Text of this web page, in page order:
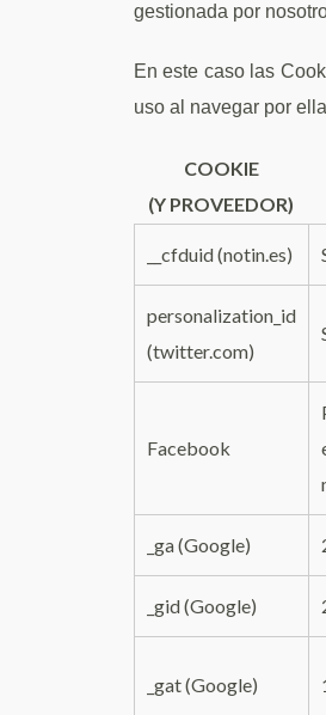
gestionada por
En este caso las
uso al navegar por
COOKIE
(Y PROVEEDOR)
__cfduid (notin.es)
personalization_id
(twitter.com)
Facebook
_ga (Google)
_gid (Google)
_gat (Google)